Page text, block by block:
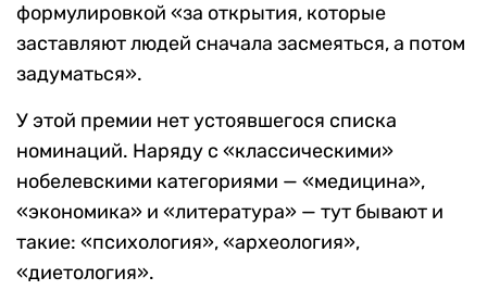
формулировкой «за открытия, которые
заставляют людей сначала засмеяться, а потом
задуматься».
У этой премии нет устоявшегося списка
номинаций. Наряду с «классическими»
нобелевскими категориями — «медицина»,
«экономика» и «литература» — тут бывают и
такие: «психология», «археология»,
«диетология».